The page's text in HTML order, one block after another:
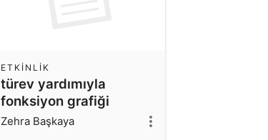
türev yardımıyla
fonksiyon grafiği
ETKINLIK
Zehra Başkaya